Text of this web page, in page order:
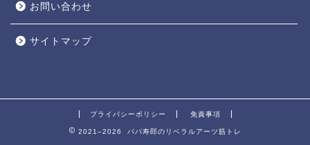
お問い合わせ
サイトマップ
プライバシーポリシー 免責事項
2021–2026 パパ寿郎のリベラルアーツ筋トレ